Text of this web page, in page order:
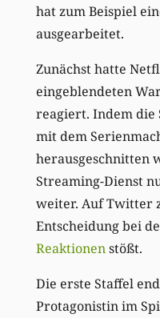
hat zum Beispiel
ausgearbeitet.
Zunächst hatte
eingeblendeten
reagiert. Indem die
mit dem
herausgeschnitten
Streaming-Dienst
weiter. Auf Twitter
Entscheidung bei
Reaktionenstößt.
Die erste Staffel
Protagonistin im